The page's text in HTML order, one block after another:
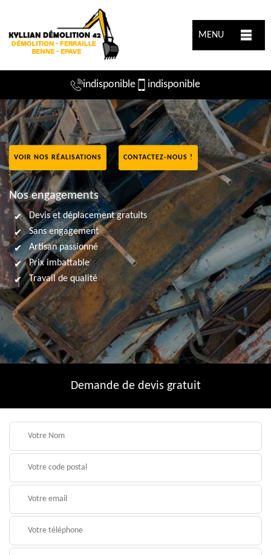
MENU
indisponible indisponible
VOIR NOS RÉALISATIONS CONTACTEZ-NOUS !
Nos engagements
Devis et déplacement gratuits
Sans engagement
Artisan passionné
Prix imbattable
Travail de qualité
Demande de devis gratuit